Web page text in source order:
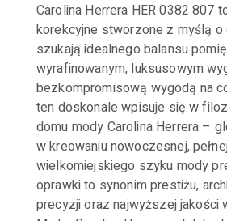
Carolina Herrera HER 0382 807
korekcyjne stworzone z myślą o
szukają idealnego balansu
wyrafinowanym, luksusowym
bezkompromisową wygodą na
ten doskonale wpisuje się w
domu mody Carolina Herrera –
w kreowaniu nowoczesnej,
wielkomiejskiego szyku mody
oprawki to synonim prestiżu,
precyzji oraz najwyższej jakości